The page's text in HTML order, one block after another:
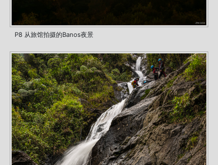
P8 从旅馆拍摄的Banos夜景